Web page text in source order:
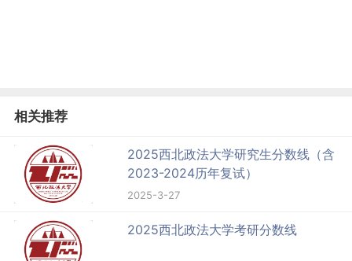
相关推荐
2025西北政法大学研究生分数线（含
2023-2024历年复试）
2025-3-27
2025西北政法大学考研分数线